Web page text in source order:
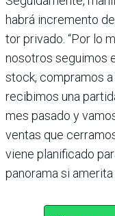
habrá incremento
tor privado. “Por lo
nosotros seguimos
stock, compramos
recibimos una
mes pasado y
ventas que
viene planifi­cado
panorama si amerita